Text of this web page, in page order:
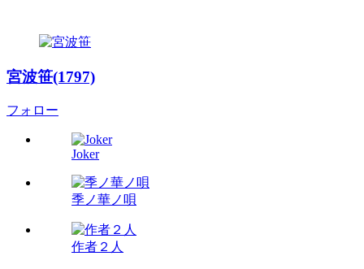
宮波笹(1797)
フォロー
Joker
季ノ華ノ唄
作者２人